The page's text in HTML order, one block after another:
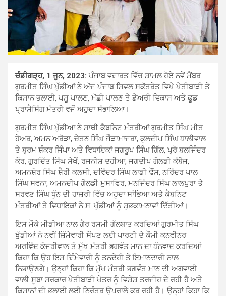
ਚੰਡੀਗੜ੍ਹ, 1 ਜੂਨ, 2023: ਪੰਜਾਬ ਵਜ਼ਾਰਤ ਵਿੱਚ ਸ਼ਾਮਲ ਹੋਏ ਨਵੇਂ ਮੈਂਬਰ
ਗੁਰਮੀਤ ਸਿੰਘ ਖੁੱਡੀਆਂ ਨੇ ਅੱਜ ਪੰਜਾਬ ਸਿਵਲ ਸਕੱਤਰੇਤ ਵਿਖੇ ਖੇਤੀਬਾੜੀ ਤੇ
ਕਿਸਾਨ ਭਲਾਈ, ਪਸ਼ੂ ਪਾਲਣ, ਮੱਛੀ ਪਾਲਣ ਤੇ ਡੇਅਰੀ ਵਿਕਾਸ ਅਤੇ ਫੂਡ
ਪ੍ਰਾਸੈਸਿੰਗ ਮੰਤਰੀ ਵਜੋਂ ਅਹੁਦਾ ਸੰਭਾਲਿਆ।
ਗੁਰਮੀਤ ਸਿੰਘ ਖੁੱਡੀਆ ਨੇ ਸਾਥੀ ਕੈਬਨਿਟ ਮੰਤਰੀਆਂ ਗੁਰਮੀਤ ਸਿੰਘ ਮੀਤ
ਹੇਅਰ, ਅਮਨ ਅਰੋੜਾ, ਚੇਤਨ ਸਿੰਘ ਜੌੜਾਮਾਜਰਾ, ਕੁਲਦੀਪ ਸਿੰਘ ਧਾਲੀਵਾਲ
ਤੇ ਬ੍ਰਮ ਸ਼ੰਕਰ ਜਿੰਪਾ ਅਤੇ ਵਿਧਾਇਕਾਂ ਜਗਰੂਪ ਸਿੰਘ ਗਿੱਲ, ਪ੍ਰੋ ਬਲਜਿੰਦਰ
ਕੌਰ, ਗੁਰਦਿੱਤ ਸਿੰਘ ਸੇਖੋਂ, ਰਜਨੀਸ਼ ਦਹੀਆ, ਜਗਦੀਪ ਗੋਲਡੀ ਕੰਬੋਜ,
ਅਮਨਸ਼ੇਰ ਸਿੰਘ ਸ਼ੈਰੀ ਕਲਸੀ, ਦਵਿੰਦਰ ਸਿੰਘ ਲਾਡੀ ਢੌੰਸ, ਨਰਿੰਦਰ ਪਾਲ
ਸਿੰਘ ਸਵਨਾ, ਅਮਨਦੀਪ ਗੋਲਡੀ ਮੁਸਾਫਿਰ, ਮਨਜਿੰਦਰ ਸਿੰਘ ਲਾਲਪੁਰਾ ਤੇ
ਸਰਵਣ ਸਿੰਘ ਧੁੰਨ ਦੀ ਹਾਜ਼ਰੀ ਵਿੱਚ ਅਹੁਦਾ ਸਾਂਭਿਆ ਅਤੇ ਕੈਬਨਿਟ
ਮੰਤਰੀਆਂ ਤੇ ਵਿਧਾਇਕਾਂ ਨੇ ਸ. ਖੁੱਡੀਆਂ ਨੂੰ ਸ਼ੁਭਕਾਮਨਾਵਾਂ ਦਿੱਤੀਆਂ।
ਇਸ ਮੌਕੇ ਮੀਡੀਆ ਨਾਲ ਗੈਰ ਰਸਮੀ ਗੱਲਬਾਤ ਕਰਦਿਆਂ ਗੁਰਮੀਤ ਸਿੰਘ
ਖੁੱਡੀਆਂ ਨੇ ਨਵੀਂ ਜ਼ਿੰਮੇਵਾਰੀ ਸੌਂਪਣ ਲਈ ਪਾਰਟੀ ਦੇ ਕੌਮੀ ਕਨਵੀਨਰ
ਅਰਵਿੰਦ ਕੇਜਰੀਵਾਲ ਤੇ ਮੁੱਖ ਮੰਤਰੀ ਭਗਵੰਤ ਮਾਨ ਦਾ ਧੰਨਵਾਦ ਕਰਦਿਆਂ
ਕਿਹਾ ਕਿ ਉਹ ਇਸ ਜ਼ਿੰਮੇਵਾਰੀ ਨੂੰ ਤਨਦੇਹੀ ਤੇ ਇਮਾਨਦਾਰੀ ਨਾਲ
ਨਿਭਾਉਣਗੇ। ਉਨ੍ਹਾਂ ਕਿਹਾ ਕਿ ਮੁੱਖ ਮੰਤਰੀ ਭਗਵੰਤ ਮਾਨ ਦੀ ਅਗਵਾਈ
ਵਾਲੀ ਸੂਬਾ ਸਰਕਾਰ ਖੇਤੀਬਾੜੀ ਖੇਤਰ ਨੂੰ ਵਿਸ਼ੇਸ਼ ਤਰਜੀਹ ਦੇ ਰਹੀ ਹੈ ਅਤੇ
ਕਿਸਾਨਾਂ ਦੀ ਭਲਾਈ ਲਈ ਨਿਰੰਤਰ ਉਪਰਾਲੇ ਕਰ ਰਹੀ ਹੈ। ਉਨ੍ਹਾਂ ਕਿਹਾ ਕਿ